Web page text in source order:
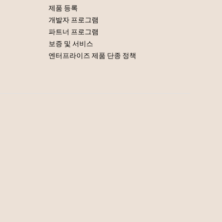
제품 등록
개발자 프로그램
파트너 프로그램
보증 및 서비스
엔터프라이즈 제품 단종 정책